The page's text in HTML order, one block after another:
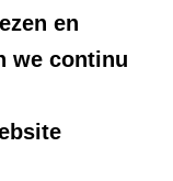
en
we continu